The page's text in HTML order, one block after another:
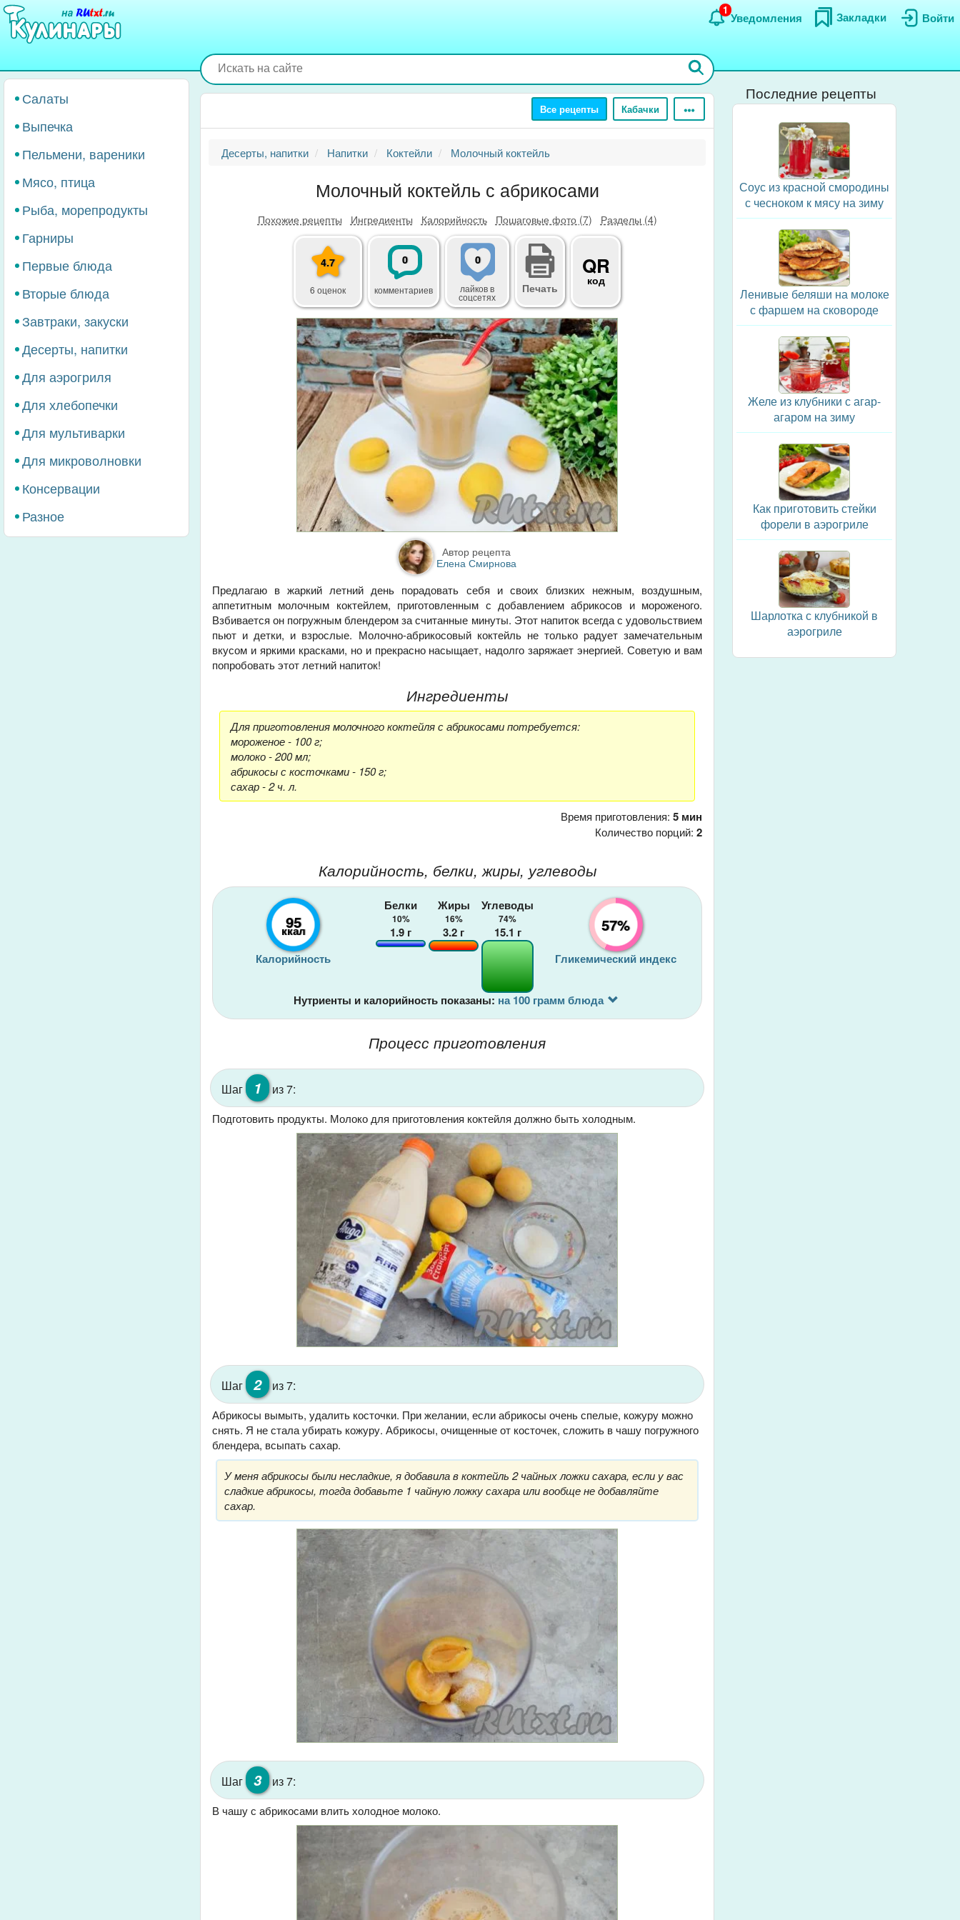
Перейти
основному
Войти
Закладки
Уведомления
1
Салаты
Выпечка
Пельмени, вареники
Мясо, птица
Рыба, морепродукты
Гарниры
Первые блюда
Вторые блюда
Завтраки, закуски
Десерты, напитки
Для аэрогриля
Для хлебопечки
Для мультиварки
Для микроволновки
Консервации
Разное
Все рецепты Кабачки
Десерты, напитки Напитки Коктейли Молочный коктейль
Молочный коктейль с абрикосами
Похожие рецепты Ингредиенты Калорийность Пошаговые фото (7) Разделы (4)
4.7
6 оценок
0
комментариев
0
лайковв
соцсетях
Печать
QR
код
Автор рецепта
Елена Смирнова
Предлагаю в жаркий летний день порадовать себя и своих близких нежным, воздушным,
аппетитным молочным коктейлем, приготовленным с добавлением абрикосов и мороженого.
Взбивается он погружным блендером за считанные минуты. Этот напиток всегда с удовольствием
пьют и детки, и взрослые. Молочно-абрикосовый коктейль не только радует замечательным
вкусом и яркими красками, но и прекрасно насыщает, надолго заряжает энергией. Советую и вам
попробовать этот летний напиток!
Ингредиенты
Для приготовления молочного коктейля с абрикосами потребуется:
мороженое - 100 г;
молоко - 200 мл;
абрикосы с косточками - 150 г;
сахар - 2 ч. л.
Время приготовления: 5 мин
Количество порций: 2
Калорийность, белки, жиры, углеводы
95
ккал
Калорийность
Белки
10%
1.9 г
Жиры
16%
3.2 г
Углеводы
74%
15.1 г 57%
Гликемический индекс
Нутриенты и калорийность показаны: на 100 грамм блюда
Процесс приготовления
Шаг 1 из 7:
Подготовить продукты. Молоко для приготовления коктейля должно быть холодным.
Шаг 2 из 7:
Абрикосы вымыть, удалить косточки. При желании, если абрикосы очень спелые, кожуру можно
снять. Я не стала убирать кожуру. Абрикосы, очищенные от косточек, сложить в чашу погружного
блендера, всыпать сахар.
У меня абрикосы были несладкие, я добавила в коктейль 2 чайных ложки сахара, если у вас
сладкие абрикосы, тогда добавьте 1 чайную ложку сахара или вообще не добавляйте
сахар.
Шаг 3 из 7:
В чашу с абрикосами влить холодное молоко.
Последние рецепты
Соус из красной смородины
с чесноком к мясу на зиму
Ленивые беляши на молоке
с фаршем на сковороде
Желе из клубники с агар-
агаром на зиму
Как приготовить стейки
форели в аэрогриле
Шарлотка с клубникой в
аэрогриле